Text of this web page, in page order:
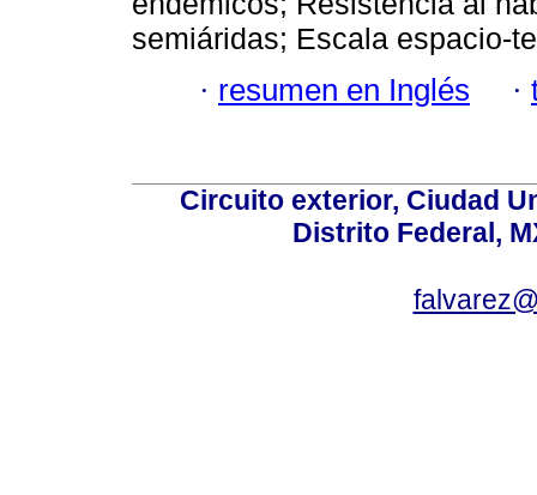
semiáridas; Escala espacio-
· resumen en Inglés ·
Circuito exterior, Ciudad
Distrito Federal,